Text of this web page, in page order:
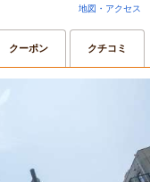
地図・アクセス
クーポン クチコミ